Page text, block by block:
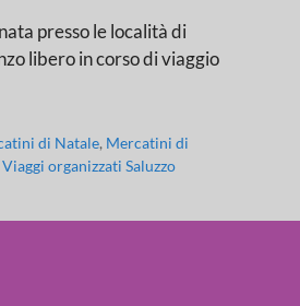
presso le località di
libero in corso di viaggio
di Natale, Mercatini di
Viaggi organizzati Saluzzo